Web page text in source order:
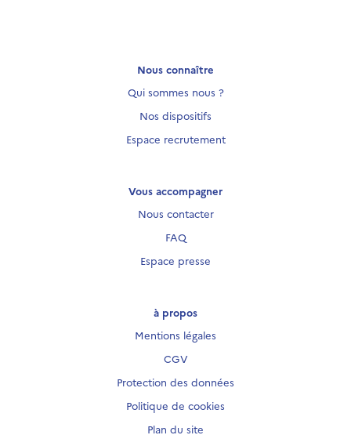
Nous connaître
Qui sommes nous ?
Nos dispositifs
Espace recrutement
Vous accompagner
Nous contacter
FAQ
Espace presse
à propos
Mentions légales
CGV
Protection des données
Politique de cookies
Plan du site